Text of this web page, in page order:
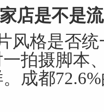
店是不是
风格是否
拍摄脚本
成都